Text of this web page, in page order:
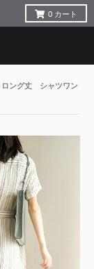
0 カート
ング丈 シャツワン